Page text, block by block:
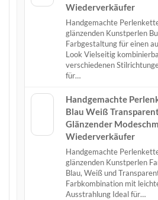
Wiederverkäufer
Handgemachte
glänzenden Kunstperlen
Farbgestaltung für einen
Look Vielseitig
verschiedenen
für…
Handgemachte
Blau Weiß
Glänzender
Wiederverkäufer
Handgemachte
glänzenden Kunstperlen
Blau, Weiß und
Farbkombination mit
Ausstrahlung Ideal für…